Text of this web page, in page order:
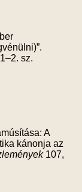
sz.
A
kánonja az
107,